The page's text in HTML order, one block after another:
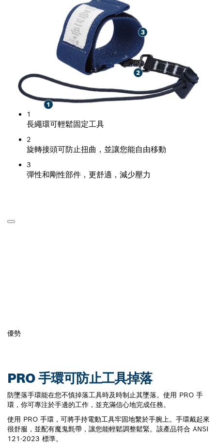
1
長繩環可輕鬆固定工具
2
旋轉接頭可防止扭曲，並讓您能自由移動
3
彈性和剛性部件，更舒適，減少壓力
優勢
PRO 手環可防止工具掉落
防墜落手環能在您不慎掉落工具時及時制止其墜落。使用 PRO 手
環，你可專注於手邊的工作，並充滿信心地完成任務。
使用 PRO 手環，可將手持電動工具牢固地繫於手腕上。手環戴起來
很舒服，並配有魔鬼氈帶，讓您能輕鬆調整鬆緊。該產品符合 ANSI
121-2023 標準。